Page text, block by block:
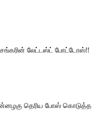
சங்கரின் லேட்டஸ்ட் போட்டோஸ்!!
தெரிய போஸ் கொடுத்த